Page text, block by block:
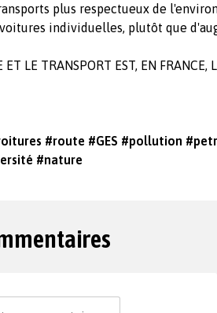
plus respectueux de
individuelles, plutôt que
LE TRANSPORT EST, EN FRANCE,
#route #GES #pollution
#nature